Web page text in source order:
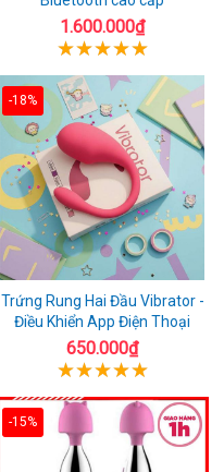
1.600.000₫
-18%
Trứng Rung Hai Đầu Vibrator -
Điều Khiển App Điện Thoại
650.000₫
-15%